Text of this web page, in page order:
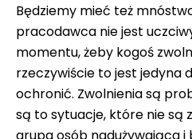
Będziemy mieć też
pracodawca nie jest
momentu, żeby kogoś
rzeczywiście to jest jedyna
ochronić. Zwolnienia są
są to sytuacje, które nie są
grupa osób nadużywająca